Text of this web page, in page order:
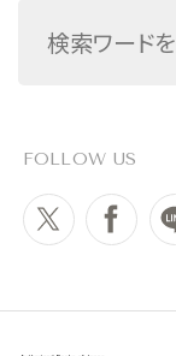
FOLLOW US